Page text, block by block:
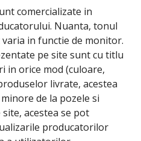
comercializate in
Nuanta, tonul
in functie de monitor.
pe site sunt cu titlu
in orice mod (culoare,
livrate, acestea
de la pozele si
acestea se pot
producatorilor